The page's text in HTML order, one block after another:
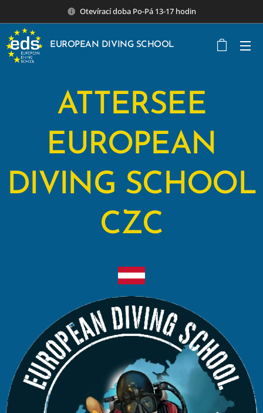
Otevírací doba Po-Pá 13-17 hodin
EUROPEAN DIVING SCHOOL
ATTERSEE
EUROPEAN
DIVING SCHOOL
CZC